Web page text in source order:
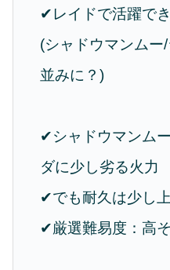
✔︎レイドで活躍で
(シャドウマンムー
並みに？)
✔︎シャドウマンム
ダに少し劣る火力
✔︎でも耐久は少し上
✔︎厳選難易度：高